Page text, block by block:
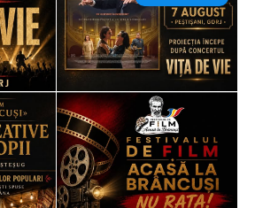
textul pentru
aici
aici
aici
subti